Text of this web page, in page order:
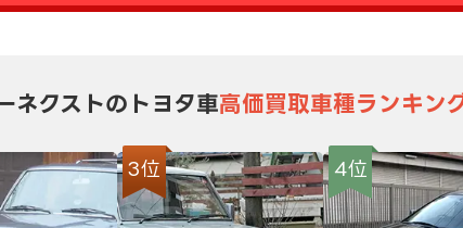
ネクストのトヨタ車高価買取車種ランキン
3位 4位